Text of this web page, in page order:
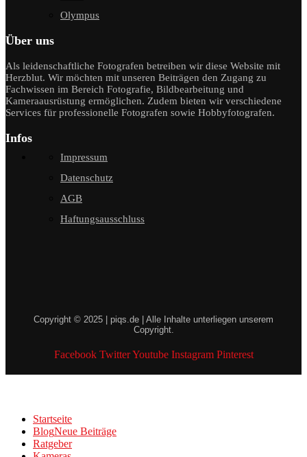
Olympus
Über uns
Als leidenschaftliche Fotografen betreiben wir diese Website mit
Herzblut. Wir möchten mit unseren Beiträgen den Zugang zu
Fachwissen im Bereich Fotografie, Bildbearbeitung und
Kameraausrüstung ermöglichen. Zudem bieten wir verschiedene
Services für professionelle Fotografen sowie Hobbyfotografen.
Infos
Impressum
Datenschutz
AGB
Haftungsausschluss
Copyright © 2025 | piqs.de | Alle Inhalte unterliegen unserem
Copyright.
Facebook Twitter Youtube Instagram Pinterest
Startseite
BlogNeue Beiträge
Ratgeber